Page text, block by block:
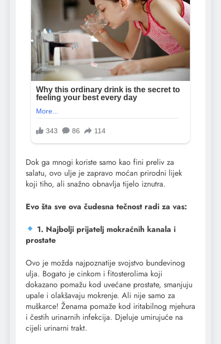
​Dok ga mnogi koriste samo kao fini preliv za
salatu, ovo ulje je zapravo moćan prirodni lijek
koji tiho, ali snažno obnavlja tijelo iznutra.
Evo šta sve ova čudesna tečnost radi za vas:
1. Najbolji prijatelj mokraćnih kanala i
prostate
Ovo je možda najpoznatije svojstvo bundevinog
ulja. Bogato je cinkom i fitosterolima koji
dokazano pomažu kod uvećane prostate, smanjuju
upale i olakšavaju mokrenje. Ali nije samo za
muškarce! Ženama pomaže kod iritabilnog mjehura
i čestih urinarnih infekcija. Djeluje umirujuće na
cijeli urinarni trakt.